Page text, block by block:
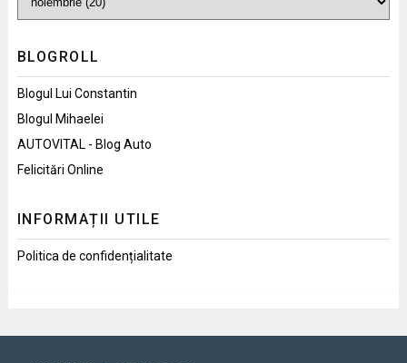
BLOGROLL
Blogul Lui Constantin
Blogul Mihaelei
AUTOVITAL - Blog Auto
Felicitări Online
INFORMAȚII UTILE
Politica de confidențialitate